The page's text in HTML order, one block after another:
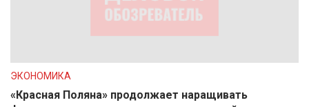
ЭКОНОМИКА
«Красная Поляна» продолжает наращивать